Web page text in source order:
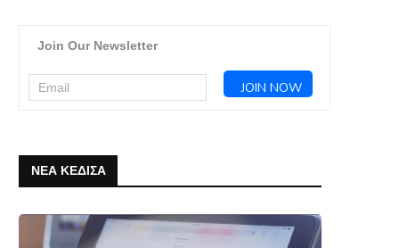
Join Our Newsletter
ΝΕΑ ΚΕΔΙΣΑ